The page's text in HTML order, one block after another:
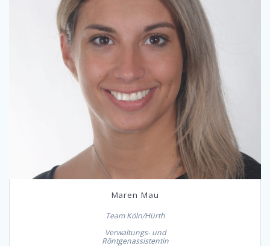
Maren Mau
Team Köln/Hürth
Verwaltungs- und
Röntgenassistentin